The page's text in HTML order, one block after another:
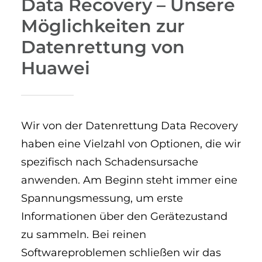
Data Recovery – Unsere
Möglichkeiten zur
Datenrettung von
Huawei
Wir von der Datenrettung Data Recovery
haben eine Vielzahl von Optionen, die wir
spezifisch nach Schadensursache
anwenden. Am Beginn steht immer eine
Spannungsmessung, um erste
Informationen über den Gerätezustand
zu sammeln. Bei reinen
Softwareproblemen schließen wir das